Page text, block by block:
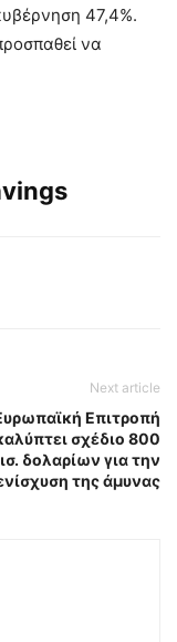
47,4%.
να
Next article
Επιτροπή
σχέδιο 800
δολαρίων για την
της άμυνας